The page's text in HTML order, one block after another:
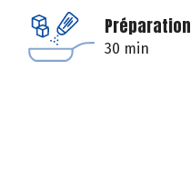
Préparation
30 min